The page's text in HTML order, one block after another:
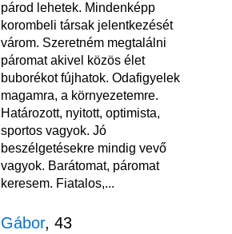
párod lehetek. Mindenképp
korombeli társak jelentkezését
várom. Szeretném megtalálni
páromat akivel közös élet
buborékot fújhatok. Odafigyelek
magamra, a környezetemre.
Határozott, nyitott, optimista,
sportos vagyok. Jó
beszélgetésekre mindig vevő
vagyok. Barátomat, páromat
keresem. Fiatalos,...
Gábor, 43